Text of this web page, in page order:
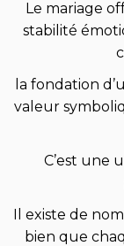
Le mariage
stabilité
la fondation
valeur
C’est une
Il existe de
bien que